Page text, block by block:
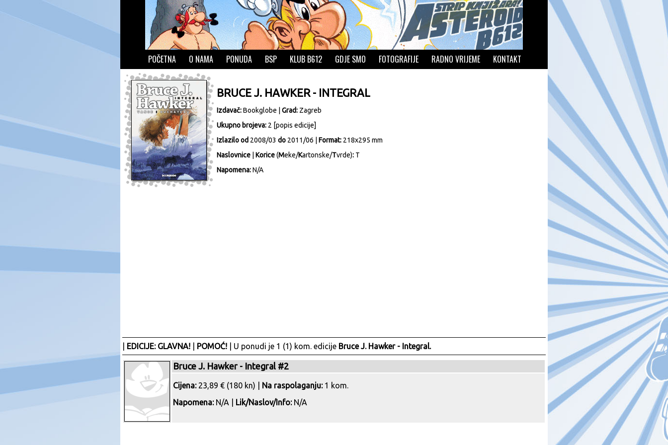
POČETNA O NAMA PONUDA BSP KLUB B612 GDJE SMO FOTOGRAFIJE RADNO VRIJEME KONTAKT
BRUCE J. HAWKER - INTEGRAL
Izdavač:Bookglobe Grad: Zagreb
Ukupno brojeva: 2 [popis edicije]
Izlazilo od 2008/03 do 2011/06 | Format: 218x295 mm
Naslovnice
Korice(Meke/Kartonske/Tvrde): T
Napomena:N/A
EDICIJE: GLAVNA! POMOĆ! | U ponudi je 1 (1) kom. edicije Bruce J. Hawker - Integral.
Bruce J. Hawker - Integral #2
Cijena:23,89 € (180 kn) | Na raspolaganju:1 kom.
Napomena:N/A | Lik/Naslov/Info:N/A